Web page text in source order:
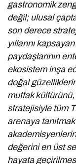
gastronomik
değil; ulusal
son derece
yıllarını
paydaşlarının
ekosistem inşa
doğal
mutfak
stratejisiyle tüm
arenaya
değerini en üst
hayata